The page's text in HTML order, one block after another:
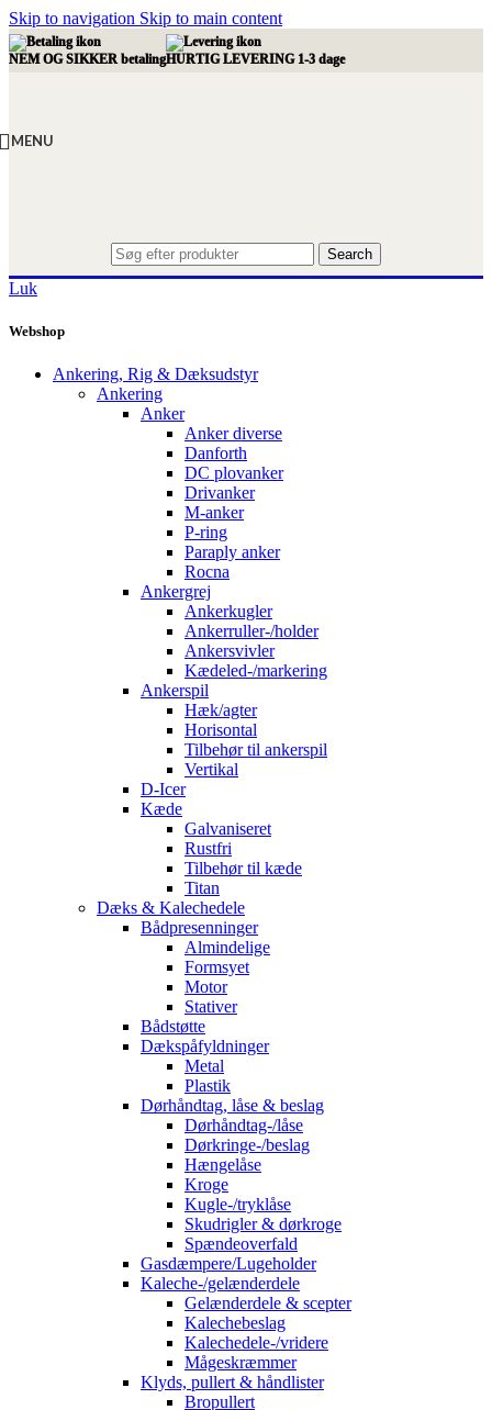
Skip to navigation Skip to main content
NEM OG SIKKER betalingHURTIG LEVERING 1-3 dage
MENU
Search
Luk
Webshop
Ankering, Rig & Dæksudstyr
Ankering
Anker
Anker diverse
Danforth
DC plovanker
Drivanker
M-anker
P-ring
Paraply anker
Rocna
Ankergrej
Ankerkugler
Ankerruller-/holder
Ankersvivler
Kædeled-/markering
Ankerspil
Hæk/agter
Horisontal
Tilbehør til ankerspil
Vertikal
D-Icer
Kæde
Galvaniseret
Rustfri
Tilbehør til kæde
Titan
Dæks & Kalechedele
Bådpresenninger
Almindelige
Formsyet
Motor
Stativer
Bådstøtte
Dækspåfyldninger
Metal
Plastik
Dørhåndtag, låse & beslag
Dørhåndtag-/låse
Dørkringe-/beslag
Hængelåse
Kroge
Kugle-/tryklåse
Skudrigler & dørkroge
Spændeoverfald
Gasdæmpere/Lugeholder
Kaleche-/gelænderdele
Gelænderdele & scepter
Kalechebeslag
Kalechedele-/vridere
Mågeskræmmer
Klyds, pullert & håndlister
Bropullert